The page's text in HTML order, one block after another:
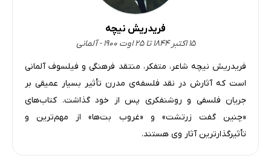
کتاب پنجم - بخش دوم
27 دقیقه کتاب پنجم - بخش سوم
کتاب پنجم - بخش چهارم
29 دقیقه کتاب پنجم - بخش پنجم
کتاب پنجم - بخش ششم
فریدریش نیچه
۱۵ اکتبر ۱۸۴۴ تا ۲۵ اوت ۱۹۰۰ - آلمانی
فریدریش نیچه شاعر، متفکر، منتقد فرهنگی و فیلسوف آلمانی
است که آثارش در نقد فلسفه‌ی مدرن تأثیر بسیار عمیقی بر
جریان فلسفی و روشنفکری پس از خود گذاشت. کتاب‌های
«چنین گفت زرتشت» و «غروب بت‌ها» از مهم‌ترین و
تأثیرگذارترین آثار وی هستند.